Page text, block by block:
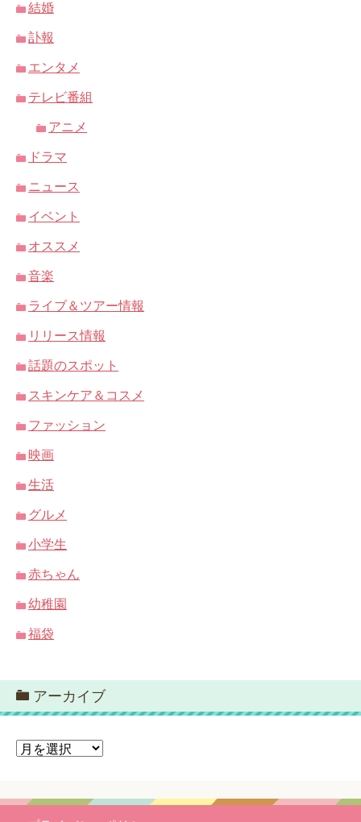
結婚
訃報
エンタメ
テレビ番組
アニメ
ドラマ
ニュース
イベント
オススメ
音楽
ライブ＆ツアー情報
リリース情報
話題のスポット
スキンケア＆コスメ
ファッション
映画
生活
グルメ
小学生
赤ちゃん
幼稚園
福袋
アーカイブ
ア
イ